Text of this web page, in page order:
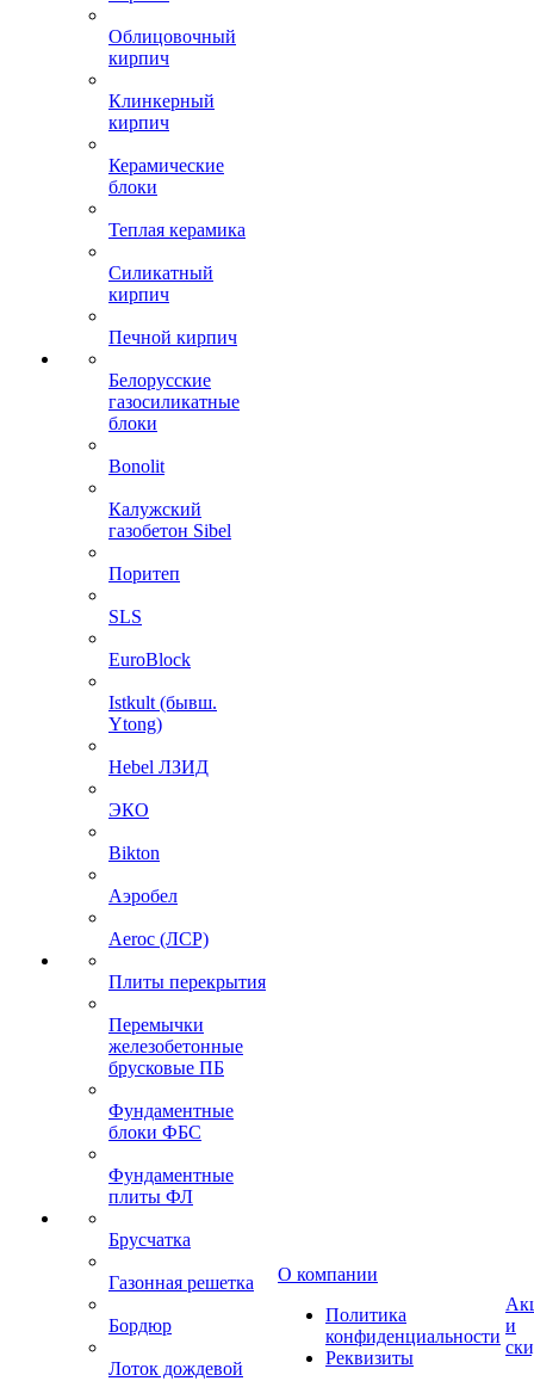
Облицовочный
кирпич
Клинкерный
кирпич
Керамические
блоки
Теплая керамика
Силикатный
кирпич
Печной кирпич
Белорусские
газосиликатные
блоки
Bonolit
Калужский
газобетон Sibel
Поритеп
SLS
EuroBlock
Istkult (бывш.
Ytong)
Hebel ЛЗИД
ЭКО
Bikton
Аэробел
Aeroc (ЛСР)
Плиты перекрытия
Перемычки
железобетонные
брусковые ПБ
Фундаментные
блоки ФБС
Фундаментные
плиты ФЛ
Брусчатка
Газонная решетка
Бордюр
Лоток дождевой
О компании
Политика
конфиденциальности
Реквизиты
и